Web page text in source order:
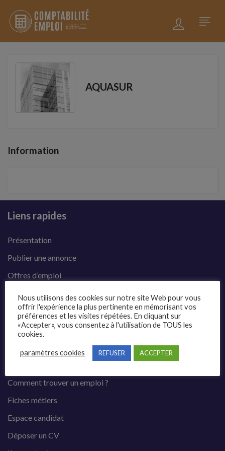
AQUASUR
Information
Liens rapides
Présentation
Publier une annonce
Offres d’emploi
Blog
Contact
Candidats
Comment trouver un emploi ?
Fiches métiers
Espace candidat
Déposer un CV
Nous utilisons des cookies sur notre site Web pour vous
offrir l'expérience la plus pertinente en mémorisant vos
préférences et les visites répétées. En cliquant sur
«Accepter», vous consentez à l'utilisation de TOUS les
cookies.
paramètres cookies REFUSER ACCEPTER